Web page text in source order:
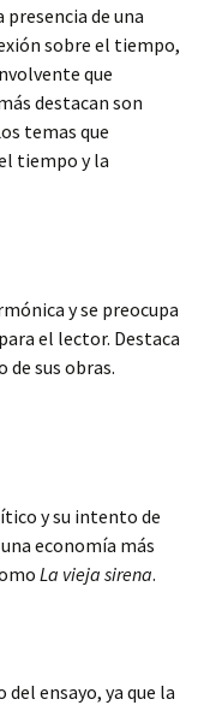
presencia de una
sobre el tiempo,
que
destacan son
temas que
tiempo y la
y se preocupa
el lector. Destaca
de sus obras.
y su intento de
economía más
La vieja sirena.
ensayo, ya que la